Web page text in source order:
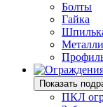
Болты
Гайка
Показать
ПКЛ